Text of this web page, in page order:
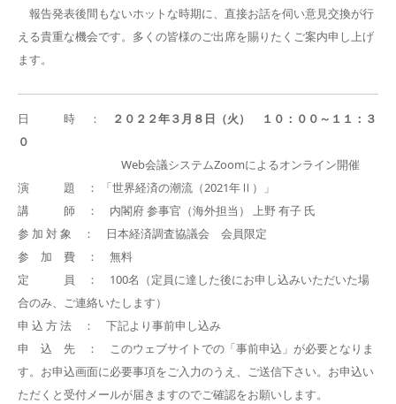
報告発表後間もないホットな時期に、直接お話を伺い意見交換が行
える貴重な機会です。多くの皆様のご出席を賜りたくご案内申し上げ
ます。
日 時 ：
２０２２年３月８日（火） １０：００～１１：３
０
Web会議システムZoomによるオンライン開催
演 題 ： 「世界経済の潮流（2021年Ⅱ）」
講 師 ： 内閣府 参事官（海外担当） 上野 有子 氏
参 加 対 象 ： 日本経済調査協議会 会員限定
参 加 費 ： 無料
定 員 ： 100名 （定員に達した後にお申し込みいただいた場
合のみ、ご連絡いたします）
申 込 方 法 ： 下記より事前申し込み
申 込 先 ： このウェブサイトでの「事前申込」が必要となりま
す。お申込画面に必要事項をご入力のうえ、ご送信下さい。お申込い
ただくと受付メールが届きますのでご確認をお願いします。